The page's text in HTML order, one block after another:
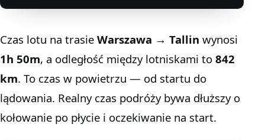
Czas lotu na trasie Warszawa → Tallin wynosi
1h 50m, a odległość między lotniskami to 842
km. To czas w powietrzu — od startu do
lądowania. Realny czas podróży bywa dłuższy o
kołowanie po płycie i oczekiwanie na start.